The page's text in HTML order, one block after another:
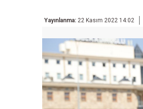
Yayınlanma: 22 Kasım 2022 14:02